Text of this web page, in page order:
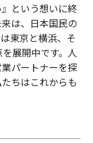
という想いに終
は、日本国民の
東京と横浜、そ
展開中です。人
パートナーを探
ちはこれからも